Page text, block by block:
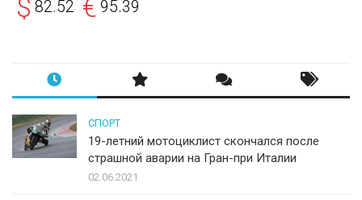
$ 82.52 € 95.39
СПОРТ
19-летний мотоциклист скончался после
страшной аварии на Гран-при Италии
02.06.2021